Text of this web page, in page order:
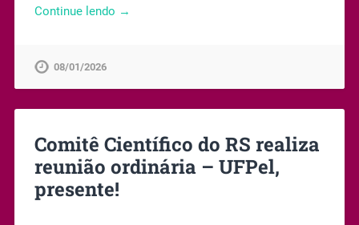
Continue lendo →
08/01/2026
Comitê Científico do RS realiza
reunião ordinária – UFPel,
presente!